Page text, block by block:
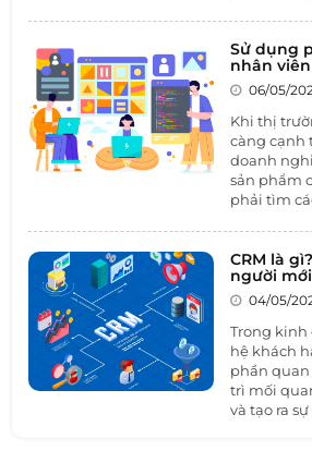
những
được ca
ngộ trong
cắt giảm
hàng chục
Sử dụng
nhân
doanh để
quả kinh
06/05/
Khi thị
càng cạnh
doanh
sản phẩm
phải tìm
mềm
trường
pháp hiệu
theo dõi
nhân viên
CRM là
người
lý quan
04/05/
Trong kinh
hệ khách
phần
trì mối
và tạo ra